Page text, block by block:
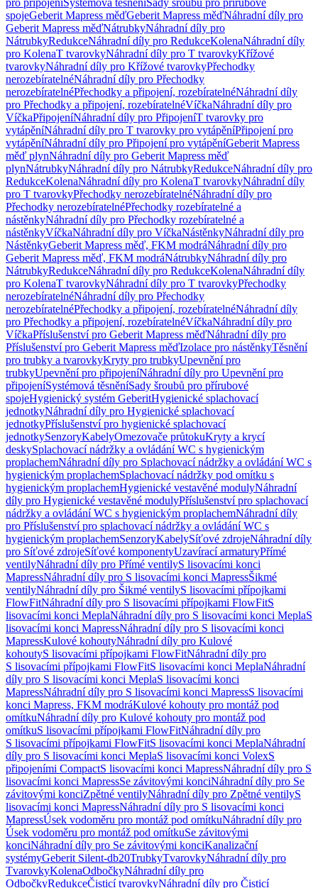
pro připojeníSystémová těsněníSady šroubů pro přírubové
spojeGeberit Mapress měďGeberit Mapress měďNáhradní díly pro
Geberit Mapress měďNátrubkyNáhradní díly pro
NátrubkyRedukceNáhradní díly pro RedukceKolenaNáhradní díly
pro KolenaT tvarovkyNáhradní díly pro T tvarovkyKřížové
tvarovkyNáhradní díly pro Křížové tvarovkyPřechodky
nerozebíratelnéNáhradní díly pro Přechodky
nerozebíratelnéPřechodky a připojení, rozebíratelnéNáhradní díly
pro Přechodky a připojení, rozebíratelnéVíčkaNáhradní díly pro
VíčkaPřipojeníNáhradní díly pro PřipojeníT tvarovky pro
vytápěníNáhradní díly pro T tvarovky pro vytápěníPřipojení pro
vytápěníNáhradní díly pro Připojení pro vytápěníGeberit Mapress
měď plynNáhradní díly pro Geberit Mapress měď
plynNátrubkyNáhradní díly pro NátrubkyRedukceNáhradní díly pro
RedukceKolenaNáhradní díly pro KolenaT tvarovkyNáhradní díly
pro T tvarovkyPřechodky nerozebíratelnéNáhradní díly pro
Přechodky nerozebíratelnéPřechodky rozebíratelné a
nástěnkyNáhradní díly pro Přechodky rozebíratelné a
nástěnkyVíčkaNáhradní díly pro VíčkaNástěnkyNáhradní díly pro
NástěnkyGeberit Mapress měď, FKM modráNáhradní díly pro
Geberit Mapress měď, FKM modráNátrubkyNáhradní díly pro
NátrubkyRedukceNáhradní díly pro RedukceKolenaNáhradní díly
pro KolenaT tvarovkyNáhradní díly pro T tvarovkyPřechodky
nerozebíratelnéNáhradní díly pro Přechodky
nerozebíratelnéPřechodky a připojení, rozebíratelnéNáhradní díly
pro Přechodky a připojení, rozebíratelnéVíčkaNáhradní díly pro
VíčkaPříslušenství pro Geberit Mapress měďNáhradní díly pro
Příslušenství pro Geberit Mapress měďIzolace pro nástěnkyTěsnění
pro trubky a tvarovkyKryty pro trubkyUpevnění pro
trubkyUpevnění pro připojeníNáhradní díly pro Upevnění pro
připojeníSystémová těsněníSady šroubů pro přírubové
spojeHygienický systém GeberitHygienické splachovací
jednotkyNáhradní díly pro Hygienické splachovací
jednotkyPříslušenství pro hygienické splachovací
jednotkySenzoryKabelyOmezovače průtokuKryty a krycí
deskySplachovací nádržky a ovládání WC s hygienickým
proplachemNáhradní díly pro Splachovací nádržky a ovládání WC s
hygienickým proplachemSplachovací nádržky pod omítku s
hygienickým proplachemHygienické vestavěné modulyNáhradní
díly pro Hygienické vestavěné modulyPříslušenství pro splachovací
nádržky a ovládání WC s hygienickým proplachemNáhradní díly
pro Příslušenství pro splachovací nádržky a ovládání WC s
hygienickým proplachemSenzoryKabelySíťové zdrojeNáhradní díly
pro Síťové zdrojeSíťové komponentyUzavírací armaturyPřímé
ventilyNáhradní díly pro Přímé ventilyS lisovacími konci
MapressNáhradní díly pro S lisovacími konci MapressŠikmé
ventilyNáhradní díly pro Šikmé ventilyS lisovacími přípojkami
FlowFitNáhradní díly pro S lisovacími přípojkami FlowFitS
lisovacími konci MeplaNáhradní díly pro S lisovacími konci MeplaS
lisovacími konci MapressNáhradní díly pro S lisovacími konci
MapressKulové kohoutyNáhradní díly pro Kulové
kohoutyS lisovacími přípojkami FlowFitNáhradní díly pro
S lisovacími přípojkami FlowFitS lisovacími konci MeplaNáhradní
díly pro S lisovacími konci MeplaS lisovacími konci
MapressNáhradní díly pro S lisovacími konci MapressS lisovacími
konci Mapress, FKM modráKulové kohouty pro montáž pod
omítkuNáhradní díly pro Kulové kohouty pro montáž pod
omítkuS lisovacími přípojkami FlowFitNáhradní díly pro
S lisovacími přípojkami FlowFitS lisovacími konci MeplaNáhradní
díly pro S lisovacími konci MeplaS lisovacími konci VolexS
připojeními CompactS lisovacími konci MapressNáhradní díly pro S
lisovacími konci MapressSe závitovými konciNáhradní díly pro Se
závitovými konciZpětné ventilyNáhradní díly pro Zpětné ventilyS
lisovacími konci MapressNáhradní díly pro S lisovacími konci
MapressÚsek vodoměru pro montáž pod omítkuNáhradní díly pro
Úsek vodoměru pro montáž pod omítkuSe závitovými
konciNáhradní díly pro Se závitovými konciKanalizační
systémyGeberit Silent-db20TrubkyTvarovkyNáhradní díly pro
TvarovkyKolenaOdbočkyNáhradní díly pro
OdbočkyRedukceČisticí tvarovkyNáhradní díly pro Čisticí